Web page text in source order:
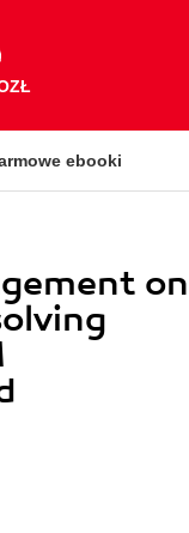
ebooki
on